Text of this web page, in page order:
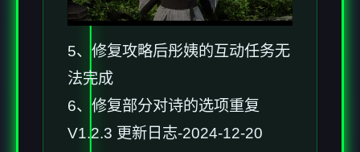
5、修复攻略后彤姨的互动任务无
法完成
6、修复部分对诗的选项重复
V1.2.3 更新日志-2024-12-20